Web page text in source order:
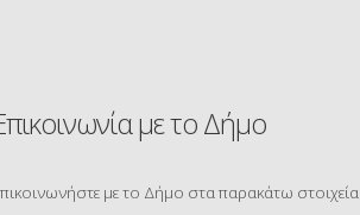
με το Δήμο
με το Δήμο στα παρακάτω στοιχεία